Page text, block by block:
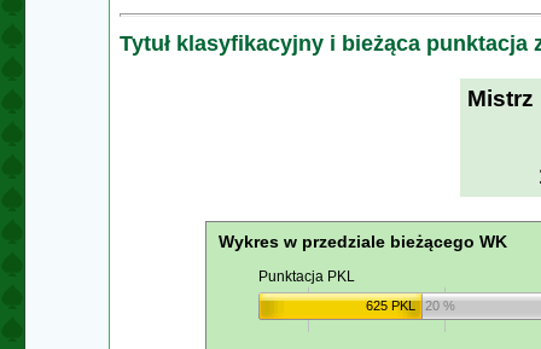
Tytuł klasyfikacyjny i bieżąca punktacja
Mistrz
Wykres w przedziale bieżącego WK
Punktacja PKL
625 PKL 20 %